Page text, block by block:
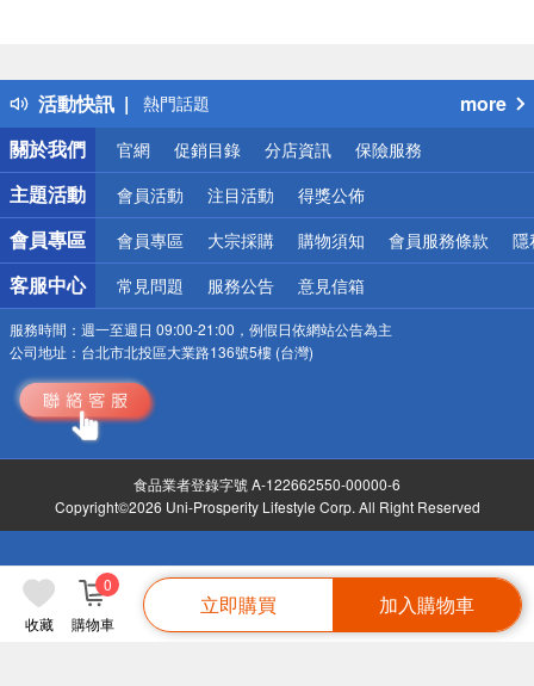
收藏 購物車
0
立即購買 加入購物車
活動快訊
得獎公告
熱門話題
銀行優惠
偏遠地區配送
詐騙網頁！請小心！
more
關於我們
官網 促銷目錄 分店資訊 保險服務
主題活動 會員活動 注目活動 得獎公佈
會員專區 會員專區 大宗採購 購物須知 會員服務條款 隱
客服中心 常見問題 服務公告 意見信箱
服務時間： 週一至週日 09:00-21:00，例假日依網站公告為主
公司地址： 台北市北投區大業路136號5樓 (台灣)
食品業者登錄字號 A-122662550-00000-6
Copyright©2026 Uni-Prosperity Lifestyle Corp. All Right Reserved